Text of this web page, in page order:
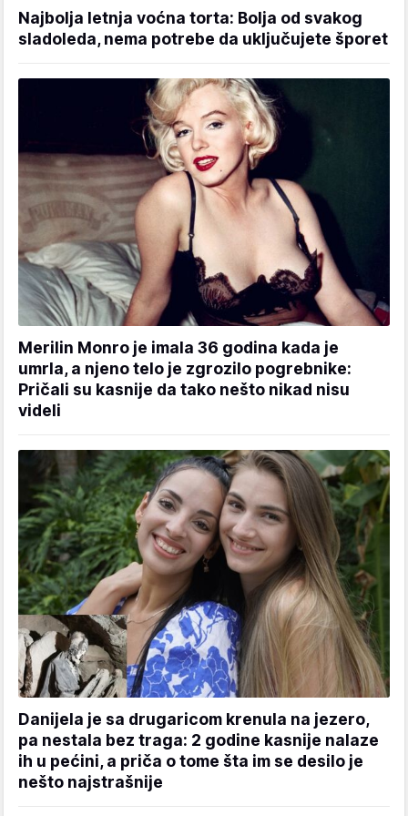
Najbolja letnja voćna torta: Bolja od svakog
sladoleda, nema potrebe da uključujete šporet
Merilin Monro je imala 36 godina kada je
umrla, a njeno telo je zgrozilo pogrebnike:
Pričali su kasnije da tako nešto nikad nisu
videli
Danijela je sa drugaricom krenula na jezero,
pa nestala bez traga: 2 godine kasnije nalaze
ih u pećini, a priča o tome šta im se desilo je
nešto najstrašnije